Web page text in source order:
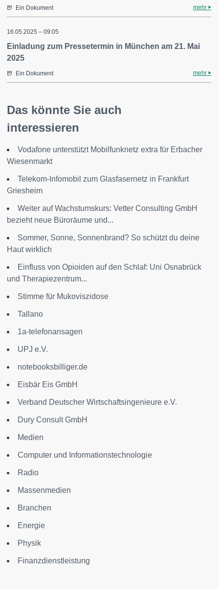
Ein Dokument mehr
16.05.2025 – 09:05
Einladung zum Pressetermin in München am 21. Mai
2025
Ein Dokument mehr
Das könnte Sie auch
interessieren
Vodafone unterstützt Mobilfunknetz extra für Erbacher
Wiesenmarkt
Telekom-Infomobil zum Glasfasernetz in Frankfurt
Griesheim
Weiter auf Wachstumskurs: Vetter Consulting GmbH
bezieht neue Büroräume und...
Sommer, Sonne, Sonnenbrand? So schützt du deine
Haut wirklich
Einfluss von Opioiden auf den Schlaf: Uni Osnabrück
und Therapiezentrum...
Stimme für Mukoviszidose
Tallano
1a-telefonansagen
UPJ e.V.
notebooksbilliger.de
Eisbär Eis GmbH
Verband Deutscher Wirtschaftsingenieure e.V.
Dury Consult GmbH
Medien
Computer und Informationstechnologie
Radio
Massenmedien
Branchen
Energie
Physik
Finanzdienstleistung